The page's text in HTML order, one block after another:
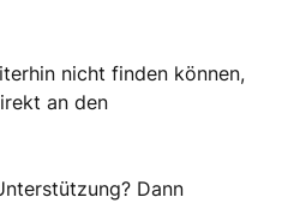
nicht finden können,
an den
Dann